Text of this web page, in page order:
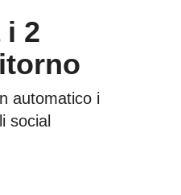
i 2
automatico i
social